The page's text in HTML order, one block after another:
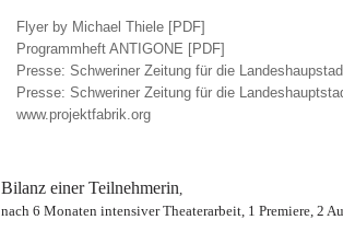
Flyer by Michael Thiele [PDF]
Programmheft ANTIGONE [PDF]
Presse: Schweriner Zeitung für die
Presse: Schweriner Zeitung für die
www.projektfabrik.org
Bilanz einer Teilnehmerin,
nach 6 Monaten intensiver Theaterarbeit, 1 Premiere, 2